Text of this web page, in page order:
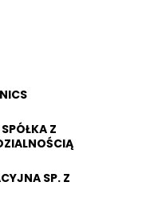
Z
SP. Z